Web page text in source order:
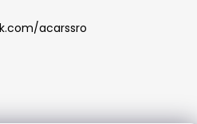
acarssro